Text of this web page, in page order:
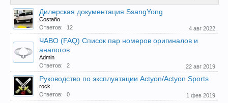
Прошедшие встречи клуба: 10
.
12.13.14.15.16.17.18.19.20.21.22.23.24.
Ближайшие мероприятия: 16 Августа 2026 года, 11
лет клубу!
Дилерская документация SsangYong
Costaño
Ответов:
12 4 авг 2022
ЧАВО (FAQ) Список пар номеров оригиналов и
аналогов
Admin
Ответов:
2 22 авг 2019
Руководство по эксплуатации Actyon/Actyon Sports
rock
Ответов:
0 1 фев 2019